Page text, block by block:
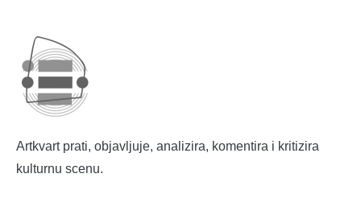
Artkvart prati, objavljuje, analizira, komentira i kritizira
kulturnu scenu.